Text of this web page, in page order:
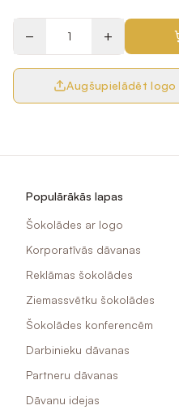
− +
Augšupielādēt logo
Populārākās lapas
Šokolādes ar logo
Korporatīvās dāvanas
Reklāmas šokolādes
Ziemassvētku šokolādes
Šokolādes konferencēm
Darbinieku dāvanas
Partneru dāvanas
Dāvanu idejas